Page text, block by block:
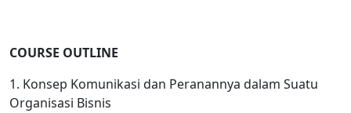
COURSE OUTLINE
1. Konsep Komunikasi dan Peranannya dalam Suatu
Organisasi Bisnis